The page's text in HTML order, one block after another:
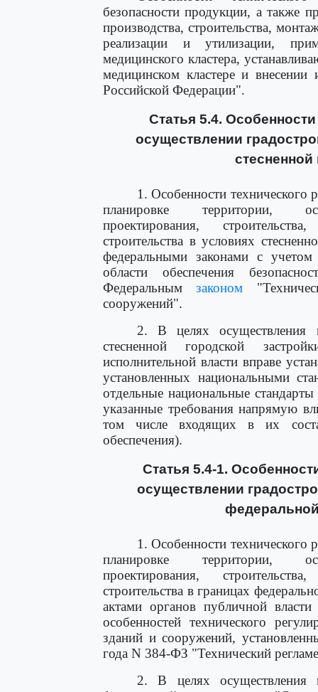
безопасности продукции, а также
производства, строительства,
реализации и утилизации,
медицинского кластера,
медицинском кластере и внесении
Российской Федерации".
Статья 5.4.
осуществлении
стесненной
1. Особенности технического
планировке территории,
проектирования,
строительства в условиях
федеральными законами с учетом
области обеспечения
Федеральным законом
сооружений".
2. В целях осуществления
стесненной городской
исполнительной власти вправе
установленных национальными
отдельные национальные
указанные требования напрямую
том числе входящих в их
обеспечения).
Статья 5.4-1.
осуществлении
1. Особенности технического
планировке территории,
проектирования,
строительства в границах
актами органов публичной
особенностей технического
зданий и сооружений,
года N 384-ФЗ "Технический
2. В целях осуществления